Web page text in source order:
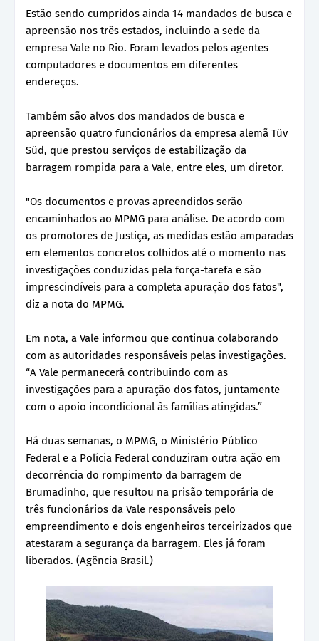
Estão sendo cumpridos ainda 14 mandados de busca e
apreensão nos três estados, incluindo a sede da
empresa Vale no Rio. Foram levados pelos agentes
computadores e documentos em diferentes
endereços.
Também são alvos dos mandados de busca e
apreensão quatro funcionários da empresa alemã Tüv
Süd, que prestou serviços de estabilização da
barragem rompida para a Vale, entre eles, um diretor.
"Os documentos e provas apreendidos serão
encaminhados ao MPMG para análise. De acordo com
os promotores de Justiça, as medidas estão amparadas
em elementos concretos colhidos até o momento nas
investigações conduzidas pela força-tarefa e são
imprescindíveis para a completa apuração dos fatos",
diz a nota do MPMG.
Em nota, a Vale informou que continua colaborando
com as autoridades responsáveis pelas investigações.
“A Vale permanecerá contribuindo com as
investigações para a apuração dos fatos, juntamente
com o apoio incondicional às famílias atingidas.”
Há duas semanas, o MPMG, o Ministério Público
Federal e a Polícia Federal conduziram outra ação em
decorrência do rompimento da barragem de
Brumadinho, que resultou na prisão temporária de
três funcionários da Vale responsáveis pelo
empreendimento e dois engenheiros terceirizados que
atestaram a segurança da barragem. Eles já foram
liberados. (Agência Brasil.)